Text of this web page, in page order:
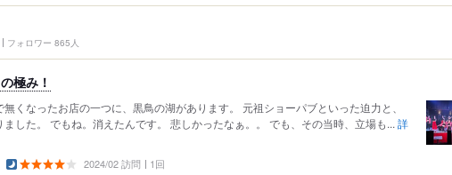
フォロワー 865人
極み！
無くなったお店の一つに、黒鳥の湖があります。 元祖ショーパブといった迫力と、
ました。 でもね。消えたんです。 悲しかったなぁ。。 でも、その当時、立場も... 詳
2024/02 訪問 1回